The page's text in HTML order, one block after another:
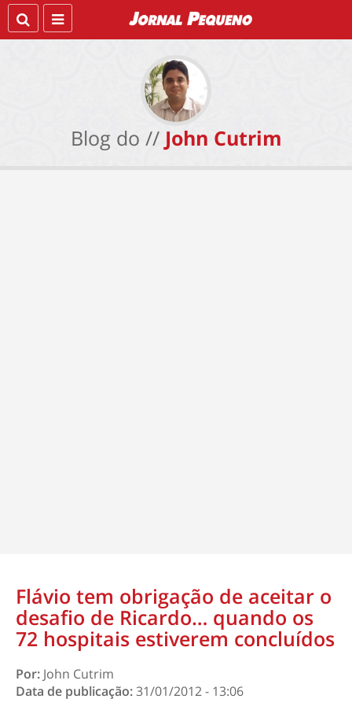
Blog do // John Cutrim
Flávio tem obrigação de aceitar o
desafio de Ricardo… quando os
72 hospitais estiverem concluídos
Por: John Cutrim
Data de publicação:31/01/2012 - 13:06